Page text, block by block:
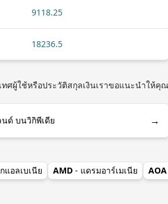
9118.25
18236.5
ทศผู้ใช้หรือประวัติสกุลเงินเราขอแนะนำให้คุณ
ด์ บนวิกิพีเดีย →
แอลเบเนีย AMD - แดรมอาร์เมเนีย AOA